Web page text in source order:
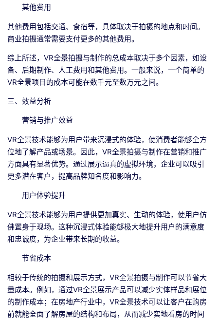
其他费用
其他费用包括交通、食宿等，具体取决于拍摄的地点和时间。
商业拍摄通常需要支付更多的其他费用。
综上所述，VR全景拍摄与制作的总成本取决于多个因素，如设
备、后期制作、人工费用和其他费用。一般来说，一个简单的
VR全景项目的成本可能在数千元至数万元之间。
三、效益分析
营销与推广效益
VR全景技术能够为用户带来沉浸式的体验，使消费者能够全方
位地了解产品或场景。因此，VR全景拍摄与制作在营销和推广
方面具有显著优势。通过展示逼真的虚拟环境，企业可以吸引
更多潜在客户，提高品牌知名度和影响力。
用户体验提升
VR全景技术能够为用户提供更加真实、生动的体验，使用户仿
佛置身于现场。这种沉浸式体验能够极大地提升用户的满意度
和忠诚度，为企业带来长期的收益。
节省成本
相较于传统的拍摄和展示方式，VR全景拍摄与制作可以节省大
量成本。例如，通过VR全景展示产品可以减少实体样品和展位
的制作成本；在房地产行业中，VR全景技术可以让客户在购房
前就能全面了解房屋的结构和布局，从而减少实地看房的时间